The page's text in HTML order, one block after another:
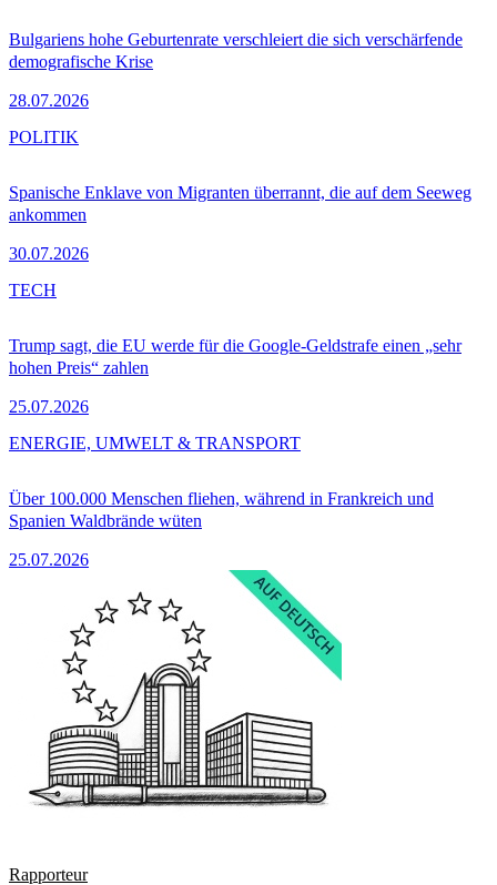
Bulgariens hohe Geburtenrate verschleiert die sich verschärfende
demografische Krise
28.07.2026
Spanische Enklave von Migranten überrannt, die auf dem Seeweg
ankommen
30.07.2026
POLITIK
Trump sagt, die EU werde für die Google-Geldstrafe einen „sehr
hohen Preis“ zahlen
25.07.2026
TECH
Über 100.000 Menschen fliehen, während in Frankreich und
Spanien Waldbrände wüten
25.07.2026
ENERGIE, UMWELT & TRANSPORT
Rapporteur